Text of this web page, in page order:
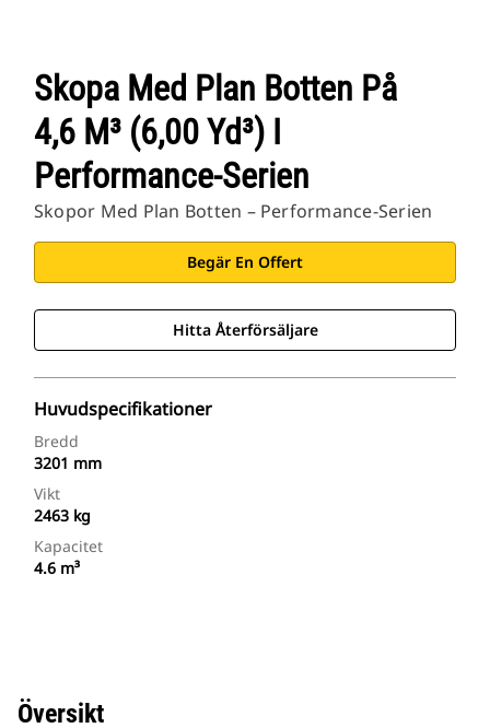
Skopa Med Plan Botten På
4,6 M³ (6,00 Yd³) I
Performance-Serien
Skopor Med Plan Botten – Performance-Serien
Begär En Offert
Hitta Återförsäljare
Huvudspecifikationer
Bredd
3201 mm
Vikt
2463 kg
Kapacitet
4.6 m³
Översikt